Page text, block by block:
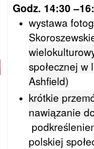
Godz. 14:30
wystawa
społecznej
Ashfield)
krótkie
nawiązanie
polskiej